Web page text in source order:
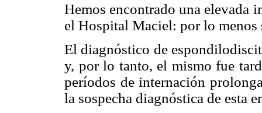
Hemos encontrado una elevada
el Hospital Maciel: por lo menos
El diagnóstico de
y, por lo tanto, el mismo fue
períodos de internación
la sospecha diagnóstica de esta